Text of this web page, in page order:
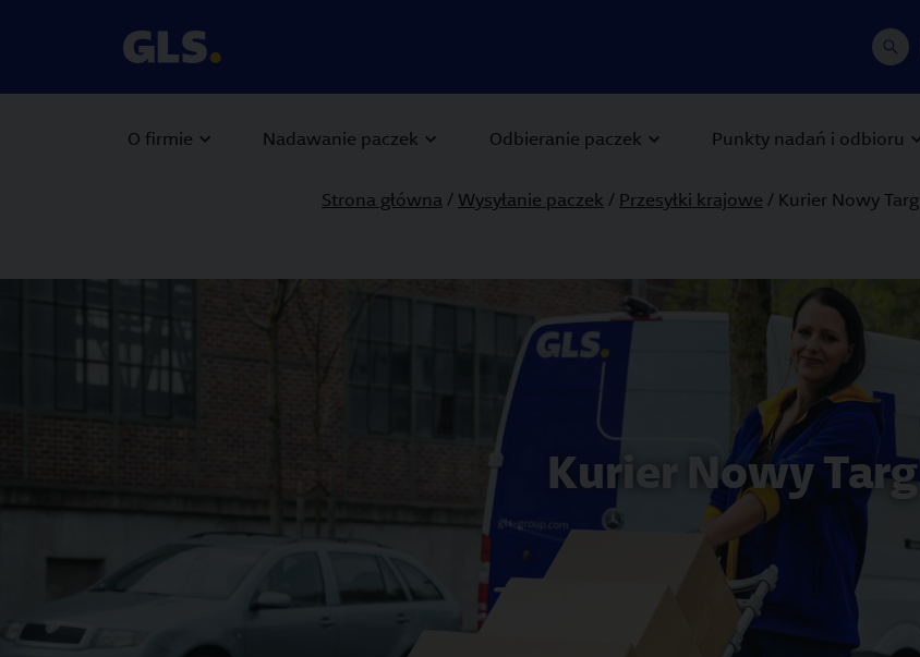
O firmie Nadawanie paczek Odbieranie paczek Punkty nadań i odbioru
Strona główna/ Wysyłanie paczek / Przesyłki krajowe / Kurier Nowy Targ
Kurier Nowy Targ